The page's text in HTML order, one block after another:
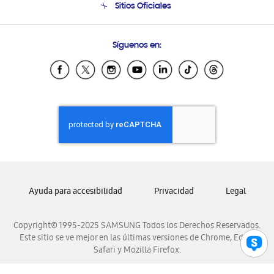
Condiciones de Compra
Soporte vía eMail
Sitios Oficiales
Samsung Ecuador
Samsung El Salvador
Samsung Honduras
Samsung Nicaragua
Samsung Panamá
Samsung Venezuela
Síguenos en:
Copyright© 1995-2025 SAMSUNG Todos los Derechos Reservados.
Este sitio se ve mejor en las últimas versiones de Chrome, Edge,
Safari y Mozilla Firefox.
Ayuda para accesibilidad Privacidad Legal